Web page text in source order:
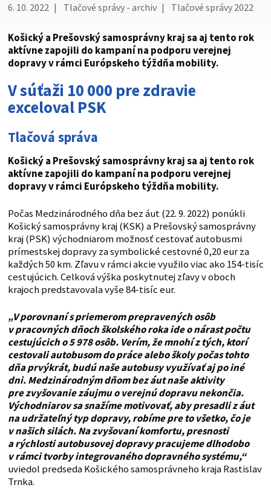
6. 10. 2022 Tlačové správy - archiv Tlačové správy 2022
Košický a Prešovský samosprávny kraj sa aj tento rok
aktívne zapojili do kampaní na podporu verejnej
dopravy v rámci Európskeho týždňa mobility.
V súťaži 10 000 pre zdravie
exceloval PSK
Tlačová správa
Košický a Prešovský samosprávny kraj sa aj tento rok
aktívne zapojili do kampaní na podporu verejnej
dopravy v rámci Európskeho týždňa mobility.
Počas Medzinárodného dňa bez áut (22. 9. 2022) ponúkli
Košický samosprávny kraj (KSK) a Prešovský samosprávny
kraj (PSK) východniarom možnosť cestovať autobusmi
prímestskej dopravy za symbolické cestovné 0,20 eur za
každých 50 km. Zľavu v rámci akcie využilo viac ako 154-tisíc
cestujúcich. Celková výška poskytnutej zľavy v oboch
krajoch predstavovala vyše 84-tisíc eur.
„V porovnaní s priemerom prepravených osôb
v pracovných dňoch školského roka ide o nárast počtu
cestujúcich o 5 978 osôb. Verím, že mnohí z tých, ktorí
cestovali autobusom do práce alebo školy počas tohto
dňa prvýkrát, budú naše autobusy využívať aj po iné
dni. Medzinárodným dňom bez áut naše aktivity
pre zvyšovanie záujmu o verejnú dopravu nekončia.
Východniarov sa snažíme motivovať, aby presadli z áut
na udržateľný typ dopravy, robíme pre to všetko, čo je
v našich silách. Na zvyšovaní komfortu, presnosti
a rýchlosti autobusovej dopravy pracujeme dlhodobo
v rámci tvorby integrovaného dopravného systému,“
uviedol predseda Košického samosprávneho kraja Rastislav
Trnka.